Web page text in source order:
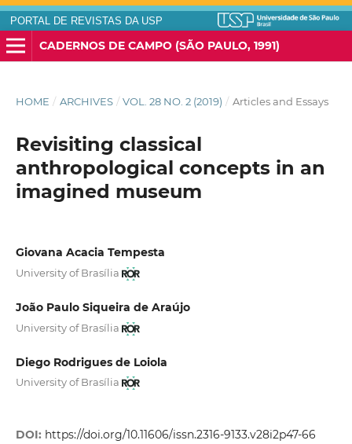
PORTAL DE REVISTAS DA USP
CADERNOS DE CAMPO (SÃO PAULO, 1991)
HOME / ARCHIVES / VOL. 28 NO. 2 (2019) / Articles and Essays
Revisiting classical
anthropological concepts in an
imagined museum
Giovana Acacia Tempesta
University of Brasília
João Paulo Siqueira de Araújo
University of Brasília
Diego Rodrigues de Loiola
University of Brasília
DOI: https://doi.org/10.11606/issn.2316-9133.v28i2p47-66